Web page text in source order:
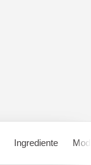
Ingrediente